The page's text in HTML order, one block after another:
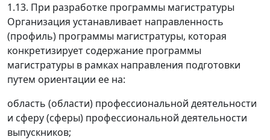
1.13. При разработке программы магистратуры
Организация устанавливает направленность
(профиль) программы магистратуры, которая
конкретизирует содержание программы
магистратуры в рамках направления подготовки
путем ориентации ее на:
область (области) профессиональной деятельности
и сферу (сферы) профессиональной деятельности
выпускников;